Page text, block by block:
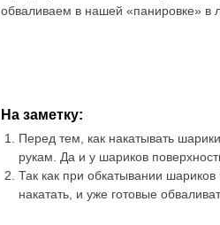
обваливаем в нашей «панировке» в
На заметку:
Перед тем, как накатывать
рукам. Да и у шариков
Так как при обкатывании
накатать, и уже готовые